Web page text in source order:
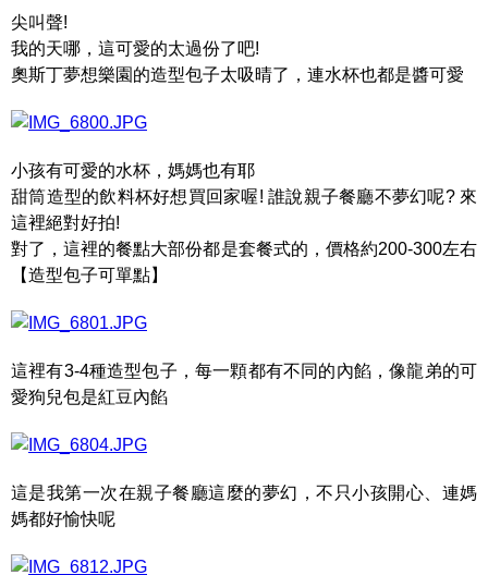
尖叫聲!
我的天哪，這可愛的太過份了吧!
奧斯丁夢想樂園的造型包子太吸晴了，連水杯也都是醬可愛
小孩有可愛的水杯，媽媽也有耶
甜筒造型的飲料杯好想買回家喔! 誰說親子餐廳不夢幻呢? 來
這裡絕對好拍!
對了，這裡的餐點大部份都是套餐式的，價格約200-300左右
【造型包子可單點】
這裡有3-4種造型包子，每一顆都有不同的內餡，像龍弟的可
愛狗兒包是紅豆內餡
這是我第一次在親子餐廳這麼的夢幻，不只小孩開心、連媽
媽都好愉快呢